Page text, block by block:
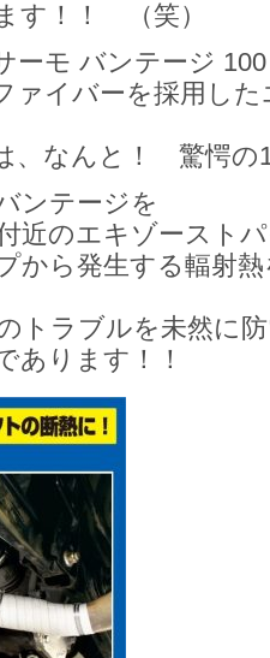
す！！ （笑）
ーモ バンテージ
ァイバーを採用し
、なんと！ 驚愕の
ンテージを
近のエキゾースト
から発生する輻射
トラブルを未然に
ります！！